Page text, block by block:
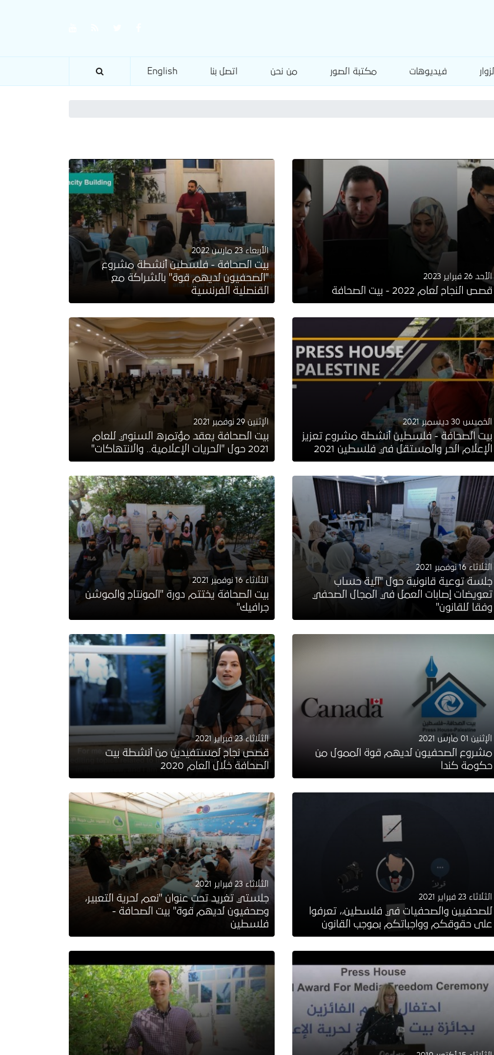
الزوار فيديوهات مكتبة الصور من نحن اتصل بنا English
الأحد 26 فبراير 2023
قصص النجاح لعام 2022 - بيت الصحافة
الأربعاء 23 مارس 2022
بيت الصحافة - فلسطين أنشطة مشروع
"الصحفيون لديهم قوة" بالشراكة مع
القنصلية الفرنسية
الخميس 30 ديسمبر 2021
بيت الصحافة - فلسطين أنشطة مشروع تعزيز
الإعلام الحر والمستقل في فلسطين 2021
الإثنين 29 نوفمبر 2021
بيت الصحافة يعقد مؤتمره السنوي للعام
2021 حول "الحريات الإعلامية.. والانتهاكات"
الثلاثاء 16 نوفمبر 2021
جلسة توعية قانونية حول "آلية حساب
تعويضات إصابات العمل في المجال الصحفي
وفقا للقانون"
الثلاثاء 16 نوفمبر 2021
بيت الصحافة يختتم دورة "المونتاج والموشن
جرافيك"
الإثنين 01 مارس 2021
مشروع الصحفيون لديهم قوة الممول من
حكومة كندا
الثلاثاء 23 فبراير 2021
قصص نجاح لمستفيدين من أنشطة بيت
الصحافة خلال العام 2020
الثلاثاء 23 فبراير 2021
للصحفيين والصحفيات في فلسطين،، تعرفوا
على حقوقكم وواجباتكم بموجب القانون
الثلاثاء 23 فبراير 2021
جلستي تغريد تحت عنوان "نعم لحرية التعبير،
وصحفيون لديهم قوة" بيت الصحافة -
فلسطين